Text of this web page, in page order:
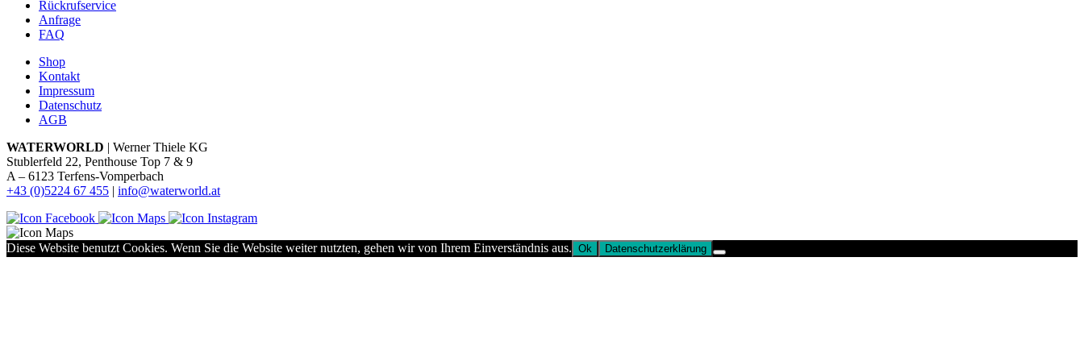
Rückrufservice
Anfrage
FAQ
Shop
Kontakt
Impressum
Datenschutz
AGB
WATERWORLD | Werner Thiele KG
Stublerfeld 22, Penthouse Top 7 & 9
A – 6123 Terfens-Vomperbach
+43 (0)5224 67 455 | info@waterworld.at
Diese Website benutzt Cookies. Wenn Sie die Website weiter nutzten, gehen wir von Ihrem Einverständnis aus. Ok Datenschutzerklärung